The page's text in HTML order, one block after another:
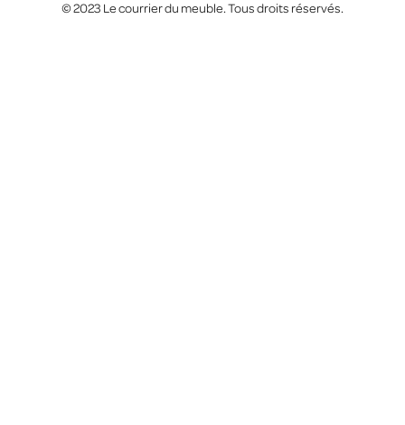
© 2023 Le courrier du meuble. Tous droits réservés.